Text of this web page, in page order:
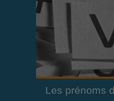
Les prénoms